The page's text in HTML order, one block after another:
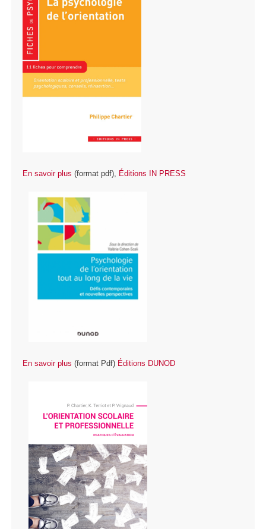
En savoir plus (format pdf), Éditions IN PRESS
En savoir plus (format Pdf) Éditions DUNOD